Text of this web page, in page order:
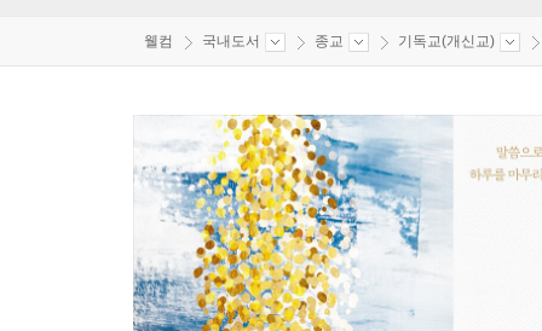
웰컴 국내도서 종교 기독교(개신교)